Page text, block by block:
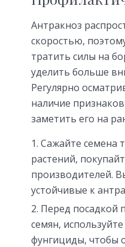
Антракноз
скоростью,
тратить силы на
уделить больше
Регулярно
наличие
заметить его на
Сажайте семена
растений,
производителей.
устойчивые к
Перед посадкой
семян,
фунгициды, чтобы